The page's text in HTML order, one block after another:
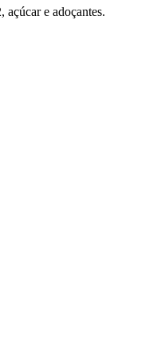
e adoçantes.